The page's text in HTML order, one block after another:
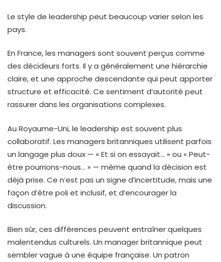
Le style de leadership peut beaucoup varier selon les
pays.
En France, les managers sont souvent perçus comme
des décideurs forts. Il y a généralement une hiérarchie
claire, et une approche descendante qui peut apporter
structure et efficacité. Ce sentiment d’autorité peut
rassurer dans les organisations complexes.
Au Royaume-Uni, le leadership est souvent plus
collaboratif. Les managers britanniques utilisent parfois
un langage plus doux — « Et si on essayait… » ou « Peut-
être pourrions-nous… » — même quand la décision est
déjà prise. Ce n’est pas un signe d’incertitude, mais une
façon d’être poli et inclusif, et d’encourager la
discussion.
Bien sûr, ces différences peuvent entraîner quelques
malentendus culturels. Un manager britannique peut
sembler vague à une équipe française. Un patron